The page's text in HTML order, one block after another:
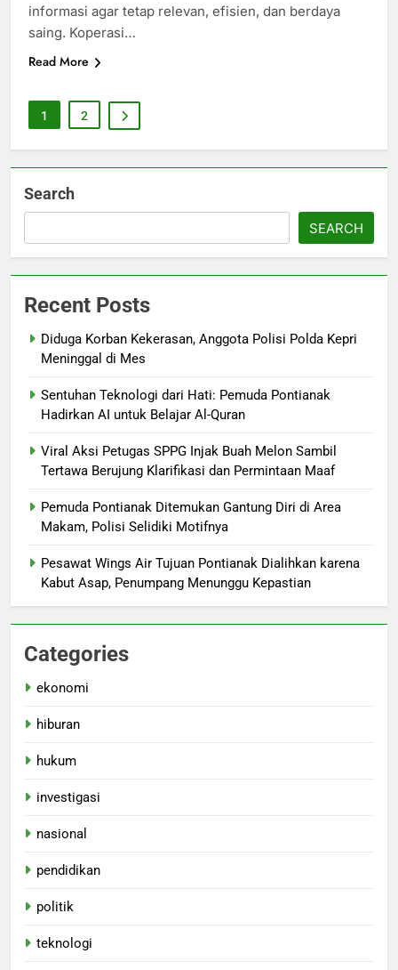
informasi agar tetap relevan, efisien, dan berdaya
saing. Koperasi…
Read More
1 2
Search
SEARCH
Recent Posts
Diduga Korban Kekerasan, Anggota Polisi Polda Kepri
Meninggal di Mes
Sentuhan Teknologi dari Hati: Pemuda Pontianak
Hadirkan AI untuk Belajar Al-Quran
Viral Aksi Petugas SPPG Injak Buah Melon Sambil
Tertawa Berujung Klarifikasi dan Permintaan Maaf
Pemuda Pontianak Ditemukan Gantung Diri di Area
Makam, Polisi Selidiki Motifnya
Pesawat Wings Air Tujuan Pontianak Dialihkan karena
Kabut Asap, Penumpang Menunggu Kepastian
Categories
ekonomi
hiburan
hukum
investigasi
nasional
pendidikan
politik
teknologi